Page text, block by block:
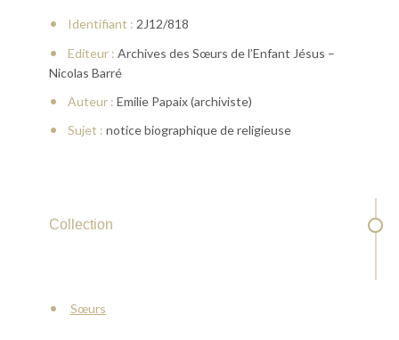
Identifiant : 2J12/818
Editeur : Archives des Sœurs de l’Enfant Jésus –
Nicolas Barré
Auteur : Emilie Papaix (archiviste)
Sujet : notice biographique de religieuse
Collection
Sœurs